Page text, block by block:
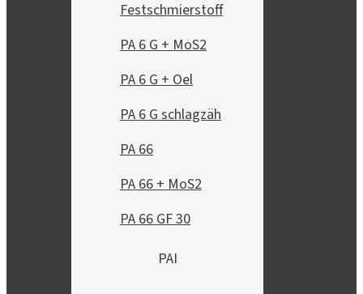
Festschmierstoff
PA 6 G + MoS2
PA 6 G + Oel
PA 6 G schlagzäh
PA 66
PA 66 + MoS2
PA 66 GF 30
PAI